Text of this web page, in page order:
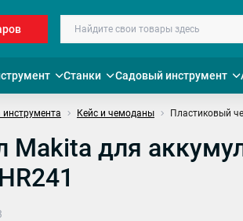
Станки Садовый инструмент
Кейс и чемоданы Пластиковый
Makita для